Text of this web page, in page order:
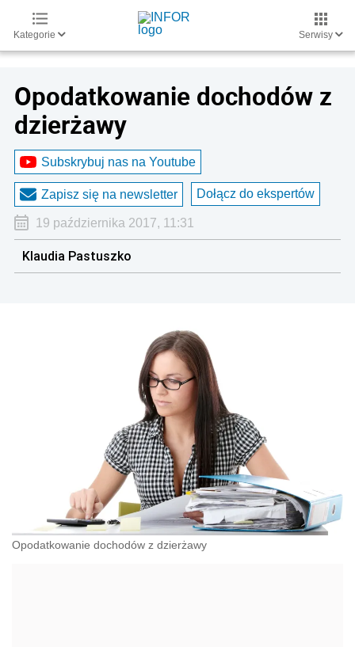
Kategorie Serwisy
Opodatkowanie dochodów z
dzierżawy
Subskrybuj nas na Youtube
Zapisz się na newsletter Dołącz do ekspertów
19 października 2017, 11:31
Klaudia Pastuszko
Opodatkowanie dochodów z dzierżawy